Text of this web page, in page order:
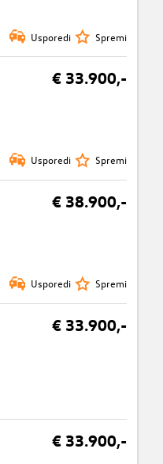
Usporedi Spremi
€ 33.900,-
Usporedi Spremi
€ 38.900,-
Usporedi Spremi
€ 33.900,-
€ 33.900,-